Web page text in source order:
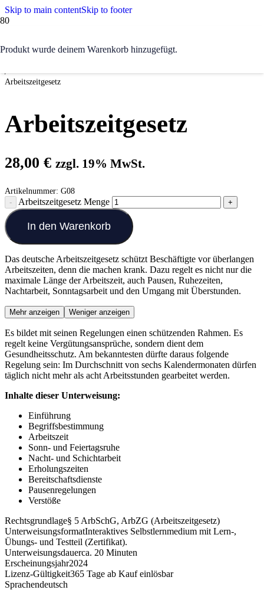
Skip to main contentSkip to footer
Produkt wurde deinem Warenkorb hinzugefügt.
/
/
Arbeitszeitgesetz
Arbeitszeitgesetz
28,00 € zzgl. 19% MwSt.
Artikelnummer: G08
Arbeitszeitgesetz Menge
In den Warenkorb
Das deutsche Arbeitszeitgesetz schützt Beschäftigte vor überlangen
Arbeitszeiten, denn die machen krank. Dazu regelt es nicht nur die
maximale Länge der Arbeitszeit, auch Pausen, Ruhezeiten,
Nachtarbeit, Sonntagsarbeit und den Umgang mit Überstunden.
Mehr anzeigen Weniger anzeigen
Es bildet mit seinen Regelungen einen schützenden Rahmen. Es
regelt keine Vergütungsansprüche, sondern dient dem
Gesundheitsschutz. Am bekanntesten dürfte daraus folgende
Regelung sein: Im Durchschnitt von sechs Kalendermonaten dürfen
täglich nicht mehr als acht Arbeitsstunden gearbeitet werden.
Inhalte dieser Unterweisung:
Einführung
Begriffsbestimmung
Arbeitszeit
Sonn- und Feiertagsruhe
Nacht- und Schichtarbeit
Erholungszeiten
Bereitschaftsdienste
Pausenregelungen
Verstöße
Rechtsgrundlage§ 5 ArbSchG, ArbZG (Arbeitszeitgesetz)
UnterweisungsformatInteraktives Selbstlernmedium mit Lern-,
Übungs- und Testteil (Zertifikat).
Unterweisungsdauerca. 20 Minuten
Erscheinungsjahr2024
Lizenz-Gültigkeit365 Tage ab Kauf einlösbar
Sprachendeutsch